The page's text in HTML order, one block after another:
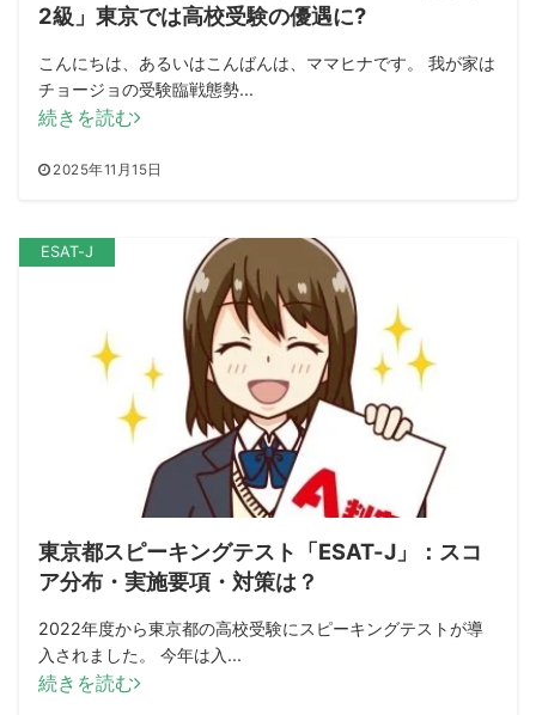
2級」東京では高校受験の優遇に?
こんにちは、あるいはこんばんは、ママヒナです。 我が家は
チョージョの受験臨戦態勢...
2025年11月15日
続きを読む
ESAT-J
東京都スピーキングテスト「ESAT-J」：スコ
ア分布・実施要項・対策は？
2022年度から東京都の高校受験にスピーキングテストが導
入されました。 今年は入...
続きを読む